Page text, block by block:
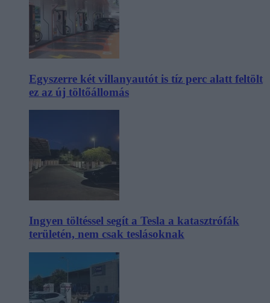
Egyszerre két villanyautót is tíz perc alatt feltölt
ez az új töltőállomás
Ingyen töltéssel segít a Tesla a katasztrófák
területén, nem csak teslásoknak